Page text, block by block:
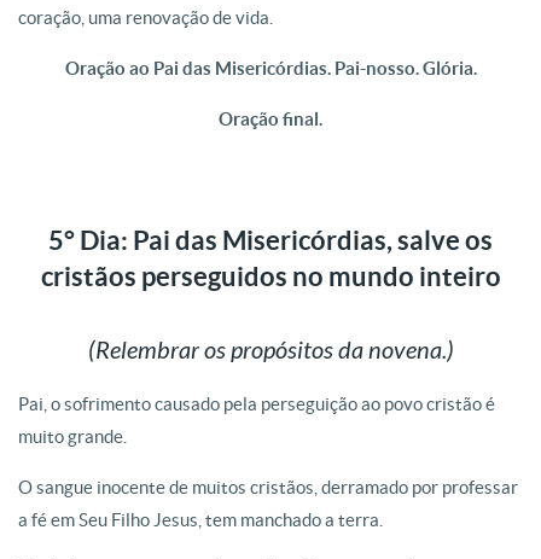
coração, uma renovação de vida.
Oração ao Pai das Misericórdias. Pai-nosso. Glória.
Oração final.
5° Dia: Pai das Misericórdias, salve os
cristãos perseguidos no mundo inteiro
(Relembrar os propósitos da novena.)
Pai, o sofrimento causado pela perseguição ao povo cristão é
muito grande.
O sangue inocente de muitos cristãos, derramado por professar
a fé em Seu Filho Jesus, tem manchado a terra.